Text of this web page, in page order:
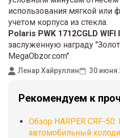
использования мягкой или
учетом корпуса из стекла.
Polaris PWK 1712CGLD WIFI
заслуженную награду
MegaObzor.com".
Ленар Хайруллин 30 июня
Рекомендуем к
Обзор HARPER CRF-
автомобильный